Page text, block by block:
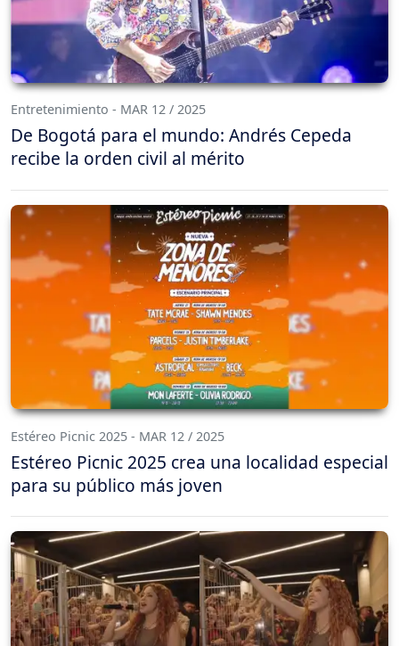
Entretenimiento - MAR 12 / 2025
De Bogotá para el mundo: Andrés Cepeda
recibe la orden civil al mérito
Estéreo Picnic 2025 - MAR 12 / 2025
Estéreo Picnic 2025 crea una localidad especial
para su público más joven